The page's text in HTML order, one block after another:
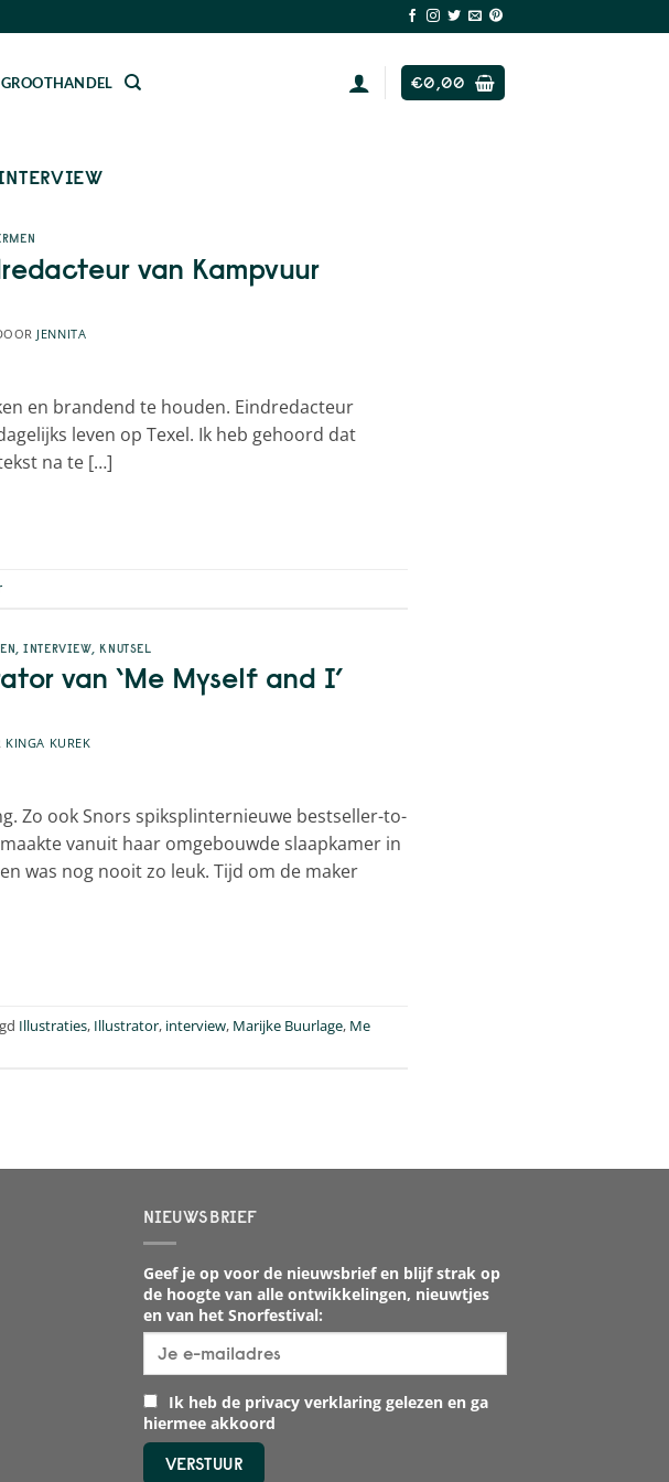
GROOTHANDEL €0,00
van Kampvuur
JENNITA
en brandend te houden. Eindredacteur
leven op Texel. Ik heb gehoord dat
na te […]
,INTERVIEW, KNUTSEL
van ‘Me Myself and I’
KINGA KUREK
Zo ook Snors spiksplinternieuwe bestseller-to-
vanuit haar omgebouwde slaapkamer in
was nog nooit zo leuk. Tijd om de maker
Illustraties, Illustrator, interview, Marijke Buurlage, Me
NIEUWSBRIEF
Geef je op voor de nieuwsbrief en blijf strak op
de hoogte van alle ontwikkelingen, nieuwtjes
en van het Snorfestival:
Ik heb de privacy verklaring gelezen en ga
hiermee akkoord